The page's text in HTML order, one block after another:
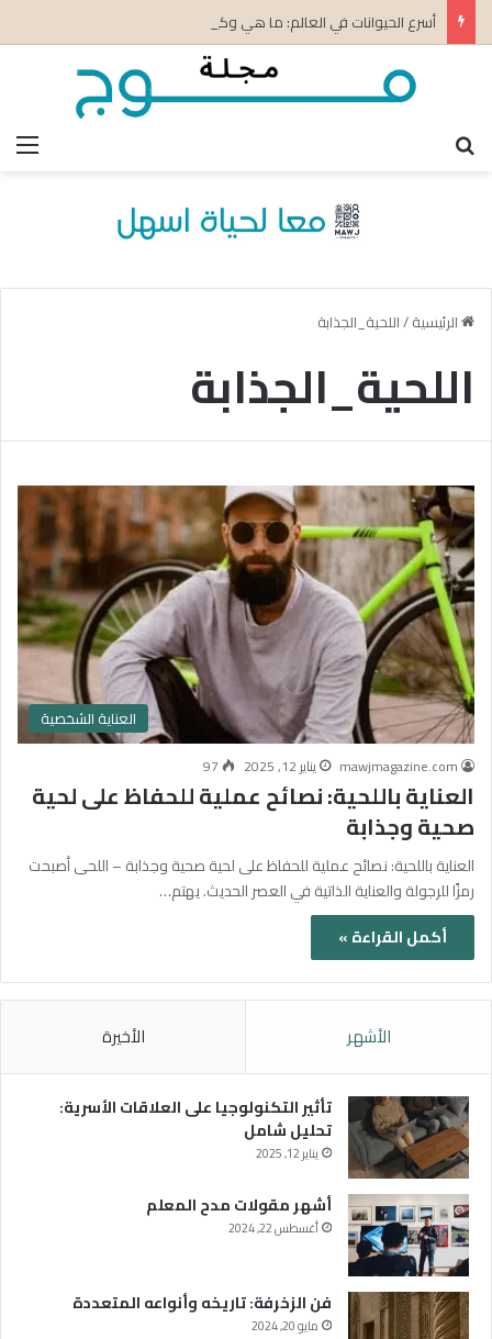
أسرع الحيوانات في العالم: ما هي وكيف تكتسب سرعتها؟
الرئيسية/اللحية_الجذابة
اللحية_الجذابة
العناية الشخصية
mawjmagazine.com يناير 12, 2025 97
العناية باللحية: نصائح عملية للحفاظ على لحية
صحية وجذابة
العناية باللحية: نصائح عملية للحفاظ على لحية صحية وجذابة – اللحى أصبحت
رمزًا للرجولة والعناية الذاتية في العصر الحديث. يهتم…
أكمل القراءة »
الأشهر الأخيرة
تأثير التكنولوجيا على العلاقات الأسرية:
تحليل شامل
يناير 12, 2025
أشهر مقولات مدح المعلم
أغسطس 22, 2024
فن الزخرفة: تاريخه وأنواعه المتعددة
مايو 20, 2024